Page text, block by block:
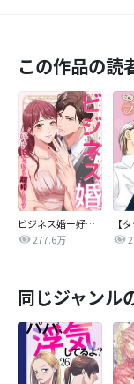
この作品の読
ビジネス婚ー好きになったら離婚しますー
277.6万
同じジャンル